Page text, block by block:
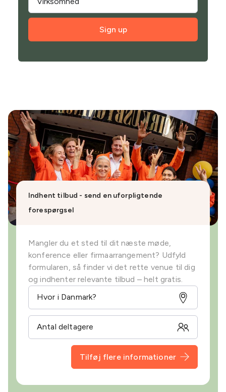
Sign up
Indhent tilbud - send en uforpligtende
forespørgsel
Mangler du et sted til dit næste møde,
konference eller firmaarrangement? Udfyld
formularen, så finder vi det rette venue til dig
og indhenter relevante tilbud – helt gratis.
Tilføj flere informationer